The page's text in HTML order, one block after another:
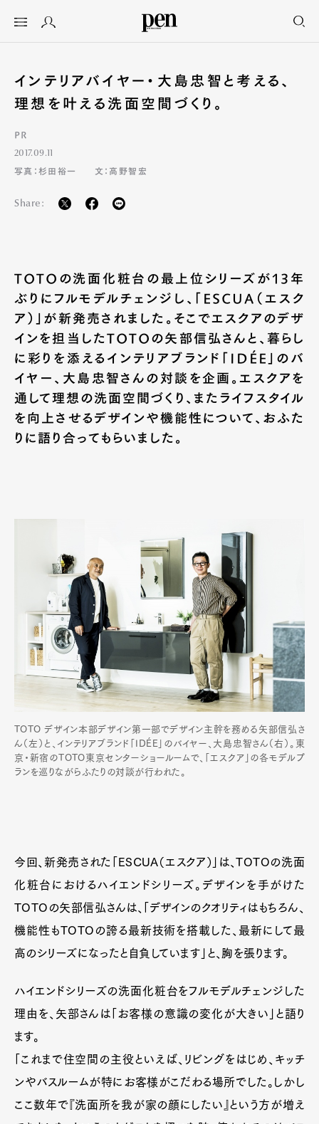
インテリアバイヤー・大島忠智と考える、
理想を叶える洗面空間づくり。
PR
2017.09.11
写真：杉田裕一
文：高野智宏
Share:
TOTOの洗面化粧台の最上位シリーズが13年
ぶりにフルモデルチェンジし、「ESCUA（エスク
ア）」が新発売されました。そこでエスクアのデザ
インを担当したTOTOの矢部信弘さんと、暮らし
に彩りを添えるインテリアブランド「IDÉE」のバ
イヤー、大島忠智さんの対談を企画。エスクアを
通して理想の洗面空間づくり、またライフスタイル
を向上させるデザインや機能性について、おふた
りに語り合ってもらいました。
TOTO デザイン本部デザイン第一部でデザイン主幹を務める矢部信弘さ
ん（左）と、インテリアブランド「IDÉE」のバイヤー、大島忠智さん（右）。東
京・新宿のTOTO東京センターショールームで、「エスクア」の各モデルプ
ランを巡りながらふたりの対談が行われた。
今回、新発売された「ESCUA（エスクア）」は、TOTOの洗面
化粧台におけるハイエンドシリーズ。デザインを手がけた
TOTOの矢部信弘さんは、「デザインのクオリティはもちろん、
機能性もTOTOの誇る最新技術を搭載した、最新にして最
高のシリーズになったと自負しています」と、胸を張ります。
ハイエンドシリーズの洗面化粧台をフルモデルチェンジした
理由を、矢部さんは「お客様の意識の変化が大きい」と語り
ます。
「これまで住空間の主役といえば、リビングをはじめ、キッチ
ンやバスルームが特にお客様がこだわる場所でした。しかし
ここ数年で『洗面所を我が家の顔にしたい』という方が増え